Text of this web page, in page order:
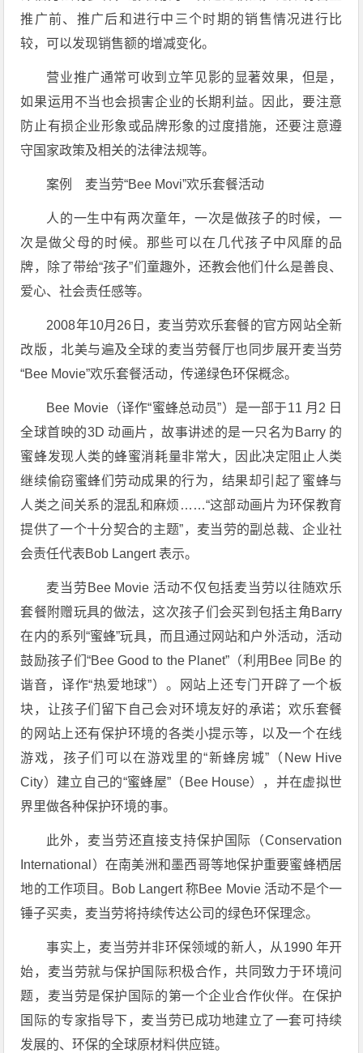
推广前、推广后和进行中三个时期的销售情况进行比
较，可以发现销售额的增减变化。
营业推广通常可收到立竿见影的显著效果，但是，
如果运用不当也会损害企业的长期利益。因此，要注意
防止有损企业形象或品牌形象的过度措施，还要注意遵
守国家政策及相关的法律法规等。
案例 麦当劳“Bee Movi”欢乐套餐活动
人的一生中有两次童年，一次是做孩子的时候，一
次是做父母的时候。那些可以在几代孩子中风靡的品
牌，除了带给“孩子”们童趣外，还教会他们什么是善良、
爱心、社会责任感等。
2008年10月26日，麦当劳欢乐套餐的官方网站全新
改版，北美与遍及全球的麦当劳餐厅也同步展开麦当劳
“Bee Movie”欢乐套餐活动，传递绿色环保概念。
Bee Movie（译作“蜜蜂总动员”）是一部于11 月2 日
全球首映的3D 动画片，故事讲述的是一只名为Barry 的
蜜蜂发现人类的蜂蜜消耗量非常大，因此决定阻止人类
继续偷窃蜜蜂们劳动成果的行为，结果却引起了蜜蜂与
人类之间关系的混乱和麻烦……“这部动画片为环保教育
提供了一个十分契合的主题”，麦当劳的副总裁、企业社
会责任代表Bob Langert 表示。
麦当劳Bee Movie 活动不仅包括麦当劳以往随欢乐
套餐附赠玩具的做法，这次孩子们会买到包括主角Barry
在内的系列“蜜蜂”玩具，而且通过网站和户外活动，活动
鼓励孩子们“Bee Good to the Planet”（利用Bee 同Be 的
谐音，译作“热爱地球”）。网站上还专门开辟了一个板
块，让孩子们留下自己会对环境友好的承诺；欢乐套餐
的网站上还有保护环境的各类小提示等，以及一个在线
游戏，孩子们可以在游戏里的“新蜂房城”（New Hive
City）建立自己的“蜜蜂屋”（Bee House），并在虚拟世
界里做各种保护环境的事。
此外，麦当劳还直接支持保护国际（Conservation
International）在南美洲和墨西哥等地保护重要蜜蜂栖居
地的工作项目。Bob Langert 称Bee Movie 活动不是个一
锤子买卖，麦当劳将持续传达公司的绿色环保理念。
事实上，麦当劳并非环保领域的新人，从1990 年开
始，麦当劳就与保护国际积极合作，共同致力于环境问
题，麦当劳是保护国际的第一个企业合作伙伴。在保护
国际的专家指导下，麦当劳已成功地建立了一套可持续
发展的、环保的全球原材料供应链。